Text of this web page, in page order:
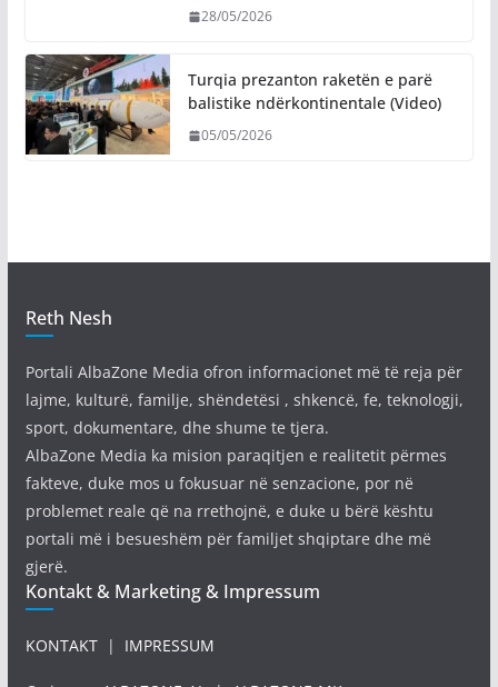
28/05/2026
Turqia prezanton raketën e parë
balistike ndërkontinentale (Video)
05/05/2026
Reth Nesh
Portali AlbaZone Media ofron informacionet më të reja për
lajme, kulturë, familje, shëndetësi , shkencë, fe, teknologji,
sport, dokumentare, dhe shume te tjera.
AlbaZone Media ka mision paraqitjen e realitetit përmes
fakteve, duke mos u fokusuar në senzacione, por në
problemet reale që na rrethojnë, e duke u bërë kështu
portali më i besueshëm për familjet shqiptare dhe më
gjerë.
Kontakt & Marketing & Impressum
KONTAKT| IMPRESSUM